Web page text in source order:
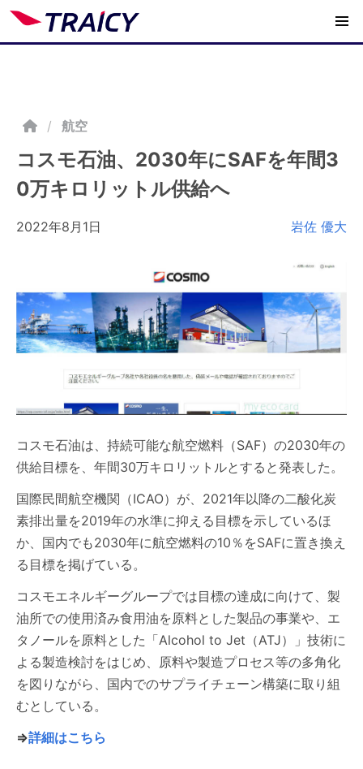
/ 航空
コスモ石油、2030年にSAFを年間3
0万キロリットル供給へ
2022年8月1日 岩佐 優大
コスモ石油は、持続可能な航空燃料（SAF）の2030年の
供給目標を、年間30万キロリットルとすると発表した。
国際民間航空機関（ICAO）が、2021年以降の二酸化炭
素排出量を2019年の水準に抑える目標を示しているほ
か、国内でも2030年に航空燃料の10％をSAFに置き換え
る目標を掲げている。
コスモエネルギーグループでは目標の達成に向けて、製
油所での使用済み食用油を原料とした製品の事業や、エ
タノールを原料とした「Alcohol to Jet（ATJ）」技術に
よる製造検討をはじめ、原料や製造プロセス等の多角化
を図りながら、国内でのサプライチェーン構築に取り組
むとしている。
⇒詳細はこちら